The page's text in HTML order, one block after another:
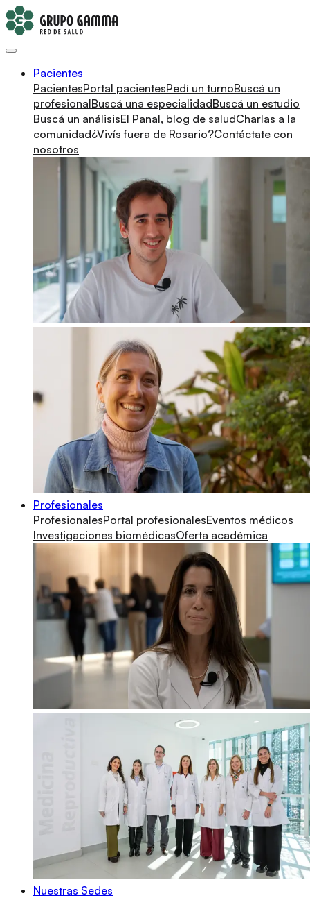
Pacientes
PacientesPortal pacientesPedí un turnoBuscá un
profesionalBuscá una especialidadBuscá un estudio
Buscá un análisisEl Panal, blog de saludCharlas a la
comunidad¿Vivís fuera de Rosario?Contáctate con
nosotros
Profesionales
ProfesionalesPortal profesionalesEventos médicos
Investigaciones biomédicasOferta académica
Nuestras Sedes